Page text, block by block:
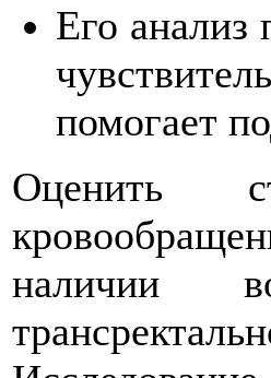
Его анализ
помогает
Оценить
наличии